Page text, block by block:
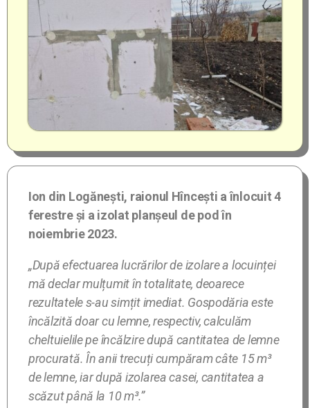
Ion din Logănești, raionul Hîncești a înlocuit 4
ferestre și a izolat planșeul de pod în
noiembrie 2023.
„După efectuarea lucrărilor de izolare a locuinței
mă declar mulțumit în totalitate, deoarece
rezultatele s-au simțit imediat. Gospodăria este
încălzită doar cu lemne, respectiv, calculăm
cheltuielile pe încălzire după cantitatea de lemne
procurată. În anii trecuți cumpăram câte 15 m³
de lemne, iar după izolarea casei, cantitatea a
scăzut până la 10 m³.”